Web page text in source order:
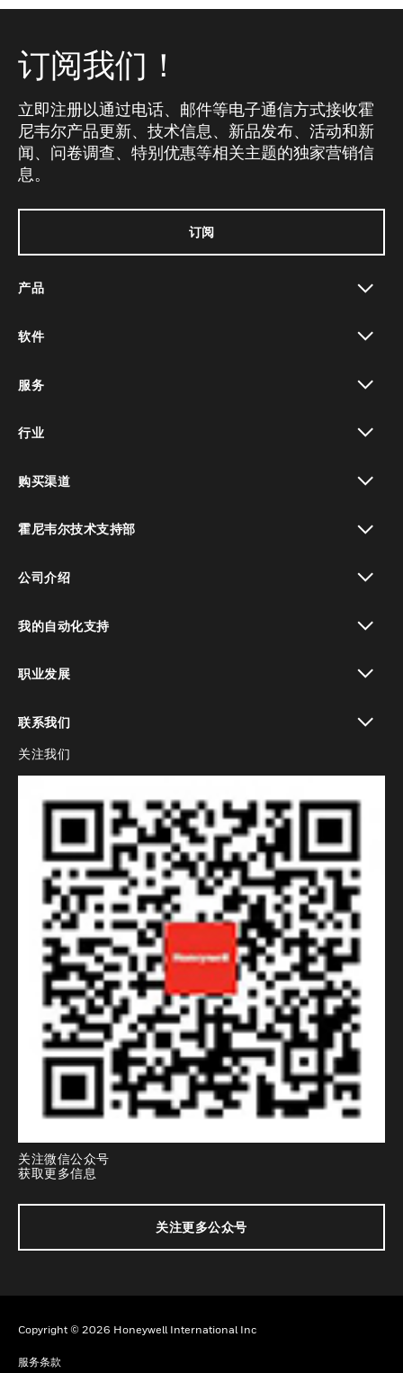
订阅我们！
立即注册以通过电话、邮件等电子通信方式接收霍
尼韦尔产品更新、技术信息、新品发布、活动和新
闻、问卷调查、特别优惠等相关主题的独家营销信
息。
订阅
产品
软件
服务
行业
购买渠道
霍尼韦尔技术支持部
公司介绍
我的自动化支持
职业发展
联系我们
toggle view
关注我们
关注微信公众号
获取更多信息
关注更多公众号
Copyright © 2026 Honeywell International Inc
服务条款